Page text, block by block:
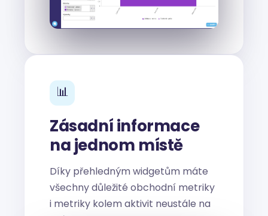
📊
Zásadní informace
na jednom místě
Díky přehledným widgetům máte
všechny důležité obchodní metriky
i metriky kolem aktivit neustále na